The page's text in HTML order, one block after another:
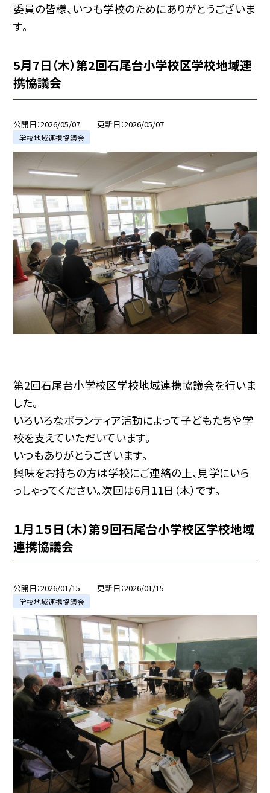
委員の皆様、いつも学校のためにありがとうございま
す。
5月7日（木）第2回石尾台小学校区学校地域連
携協議会
公開日 2026/05/07 更新日 2026/05/07
学校地域連携協議会
第2回石尾台小学校区学校地域連携協議会を行いま
した。
いろいろなボランティア活動によって子どもたちや学
校を支えていただいています。
いつもありがとうございます。
興味をお持ちの方は学校にご連絡の上、見学にいら
っしゃってください。次回は6月11日（木）です。
１月１５日（木）第９回石尾台小学校区学校地域
連携協議会
公開日 2026/01/15 更新日 2026/01/15
学校地域連携協議会